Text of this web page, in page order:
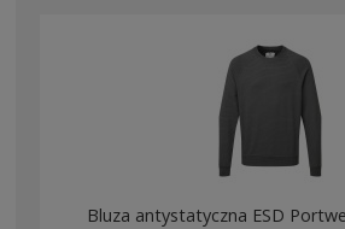
Bluza antystatyczna ESD